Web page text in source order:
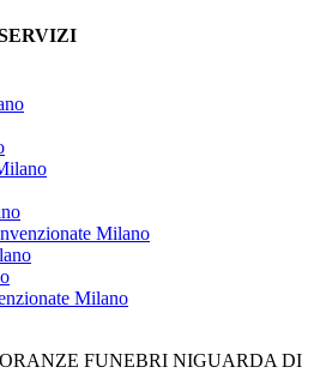
Milano
Milano
FUNEBRI NIGUARDA DI